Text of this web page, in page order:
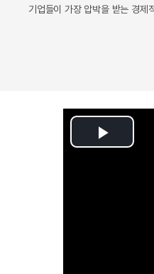
기업들이 가장 압박을 받는 경제
Play